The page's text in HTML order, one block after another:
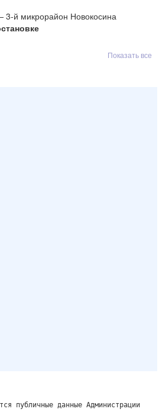
3-й микрорайон Новокосина
Показать все
публичные данные Администрации